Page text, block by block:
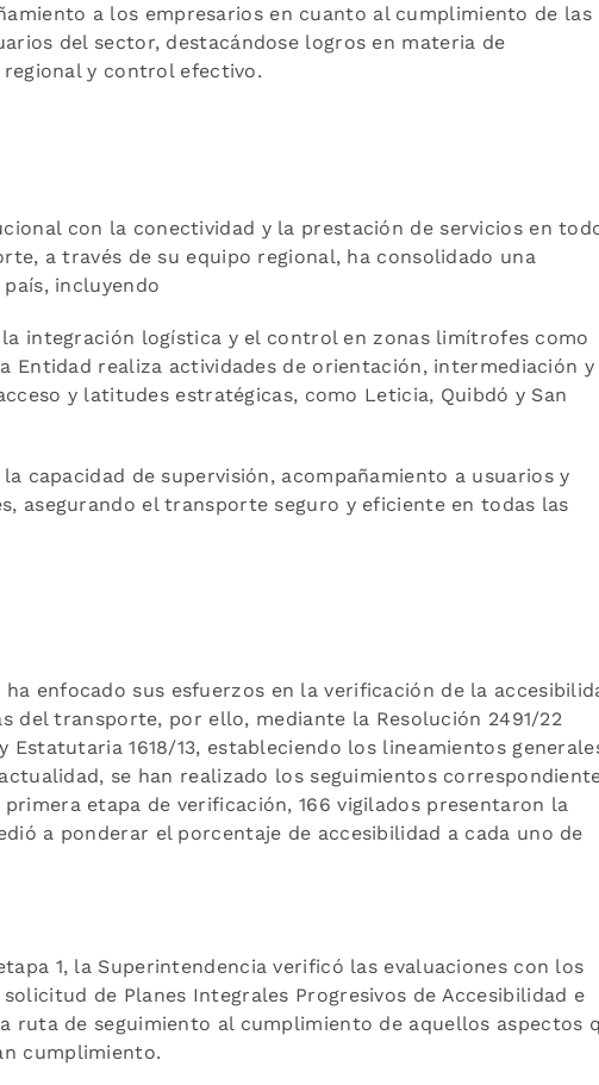
a los empresarios en cuanto al cumplimiento de las
del sector, destacándose logros en materia de
regional y control efectivo.
con la conectividad y la prestación de servicios en
a través de su equipo regional, ha consolidado una
incluyendo
integración logística y el control en zonas limítrofes como
Entidad realiza actividades de orientación, intermediación y
y latitudes estratégicas, como Leticia, Quibdó y San
capacidad de supervisión, acompañamiento a usuarios y
asegurando el transporte seguro y eficiente en todas las
enfocado sus esfuerzos en la verificación de la
del transporte, por ello, mediante la Resolución 2491/22
1618/13, estableciendo los lineamientos
se han realizado los seguimientos
etapa de verificación, 166 vigilados presentaron la
a ponderar el porcentaje de accesibilidad a cada uno de
1, la Superintendencia verificó las evaluaciones con los
de Planes Integrales Progresivos de Accesibilidad e
ruta de seguimiento al cumplimiento de aquellos aspectos
cumplimiento.